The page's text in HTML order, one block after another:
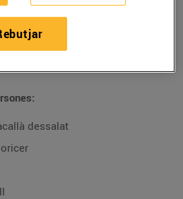
salsa
dessalat